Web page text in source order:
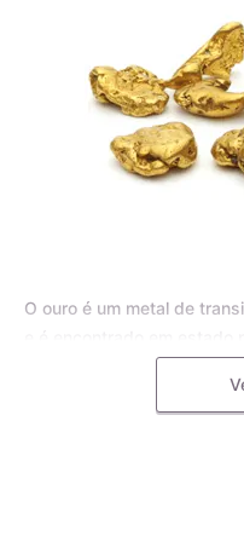
O ouro é um metal de
aluviais, bem como em
metamórficas e minerais,